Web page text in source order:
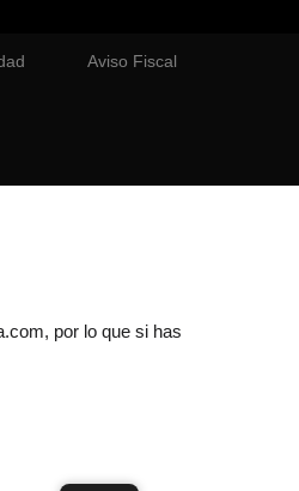
Aviso Fiscal
por lo que si has